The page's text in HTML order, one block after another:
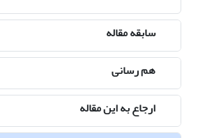
سابقه مقاله
هم رسانی
ارجاع به این مقاله